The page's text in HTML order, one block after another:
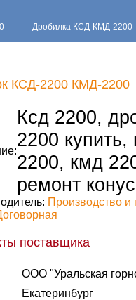
Дробилка КСД-КМД-2200
КСД-2200 КМД-2200
Ксд 2200,
2200
2200, кмд
ремонт
Производство и
поставщика
ООО "Уральская
Екатеринбург